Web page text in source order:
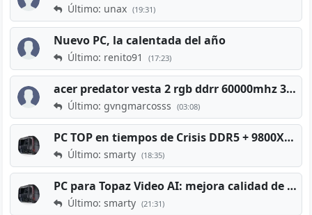
Último: unax (19:31)
Nuevo PC, la calentada del año
Último: renito91 (17:23)
acer predator vesta 2 rgb ddrr 60000mhz 32gb x2 16gb
Último: gvngmarcosss (03:08)
PC TOP en tiempos de Crisis DDR5 + 9800X3D + RTX 5080 [2026][2400€]
Último: smarty (18:35)
PC para Topaz Video AI: mejora calidad de vídeos viejos
Último: smarty (21:31)